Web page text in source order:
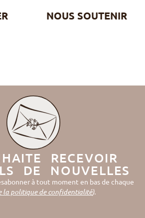
NOUS SOUTENIR
RECEVOIR
DE NOUVELLES
à tout moment en bas de chaque
la politique de confidentialité).